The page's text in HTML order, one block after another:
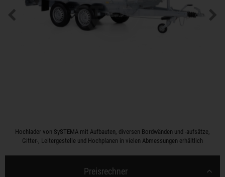
Hochlader von SySTEMA mit Aufbauten, diversen Bordwänden und -aufsätze,
Gitter-, Leitergestelle und Hochplanen in vielen Abmessungen erhältlich
Preisrechner